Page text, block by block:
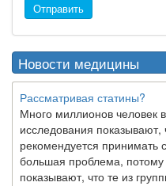
Отправить
Новости медицины
Рассматривая статины?
Много миллионов человек
исследования показывают,
рекомендуется
большая проблема, потому
показывают, что те из